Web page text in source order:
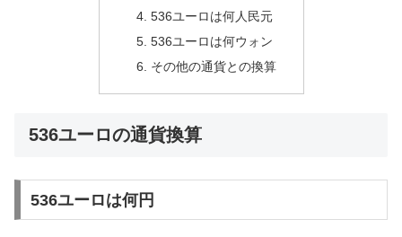
536ユーロは何人民元
536ユーロは何ウォン
その他の通貨との換算
536ユーロの通貨換算
536ユーロは何円